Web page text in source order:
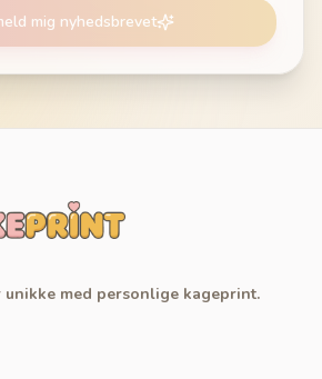
mig nyhedsbrevet
unikke med personlige kageprint.